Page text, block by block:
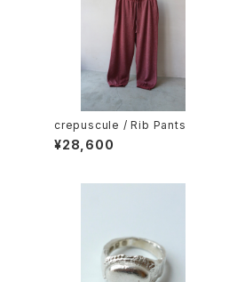
crepuscule / Rib Pants
¥28,600